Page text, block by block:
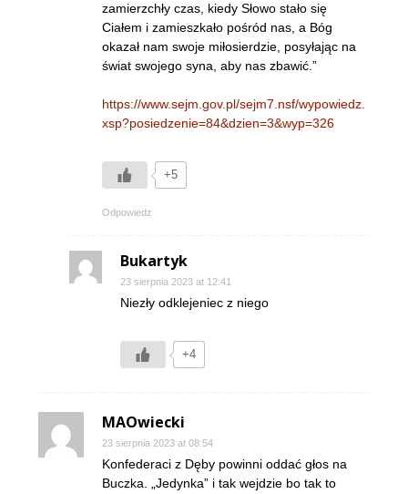
zamierzchły czas, kiedy Słowo stało się
Ciałem i zamieszkało pośród nas, a Bóg
okazał nam swoje miłosierdzie, posyłając na
świat swojego syna, aby nas zbawić.”
https://www.sejm.gov.pl/sejm7.nsf/wypowiedz.
xsp?posiedzenie=84&dzien=3&wyp=326
+5
Odpowiedz
Bukartyk
23 sierpnia 2023 at 12:41
Niezły odklejeniec z niego
+4
MAOwiecki
23 sierpnia 2023 at 08:54
Konfederaci z Dęby powinni oddać głos na
Buczka. „Jedynka” i tak wejdzie bo tak to